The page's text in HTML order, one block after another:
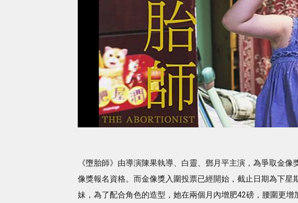
《墮胎師》由導演陳果執導、白靈、鄧月平主演，為爭取金
像獎報名資格。而金像獎入圍投票已經開始，截止日期為下
妹，為了配合角色的造型，她在兩個月內增肥42磅，腰圍更